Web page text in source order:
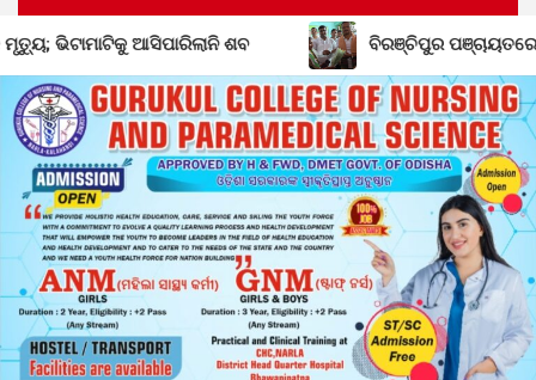
ବିରଞ୍ଚିପୁର ପଞ୍ଚାୟତରେ ବିଜେଡିର ଶକ୍ତି ବୃଦ୍ଧି; ବିଜେପି ଛାଡ଼ିଲେ